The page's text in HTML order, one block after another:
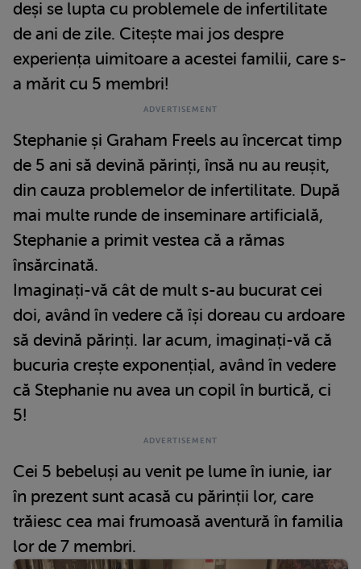
deși se lupta cu problemele de infertilitate
de ani de zile. Citește mai jos despre
experiența uimitoare a acestei familii, care s-
a mărit cu 5 membri!
Stephanie și Graham Freels au încercat timp
de 5 ani să devină părinți, însă nu au reușit,
din cauza problemelor de infertilitate. După
mai multe runde de inseminare artificială,
Stephanie a primit vestea că a rămas
însărcinată.
Imaginați-vă cât de mult s-au bucurat cei
doi, având în vedere că își doreau cu ardoare
să devină părinți. Iar acum, imaginați-vă că
bucuria crește exponențial, având în vedere
că Stephanie nu avea un copil în burtică, ci
5!
Cei 5 bebeluși au venit pe lume în iunie, iar
în prezent sunt acasă cu părinții lor, care
trăiesc cea mai frumoasă aventură în familia
lor de 7 membri.